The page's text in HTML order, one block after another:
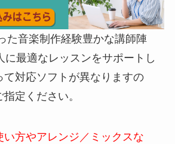
た音楽制作経験豊かな講師陣
に最適なレッスンをサポートし
て対応ソフトが異なりますの
定ください。
方やアレンジ／ミックスな